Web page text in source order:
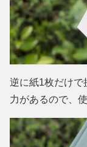
逆に紙1枚だけで
力があるので、